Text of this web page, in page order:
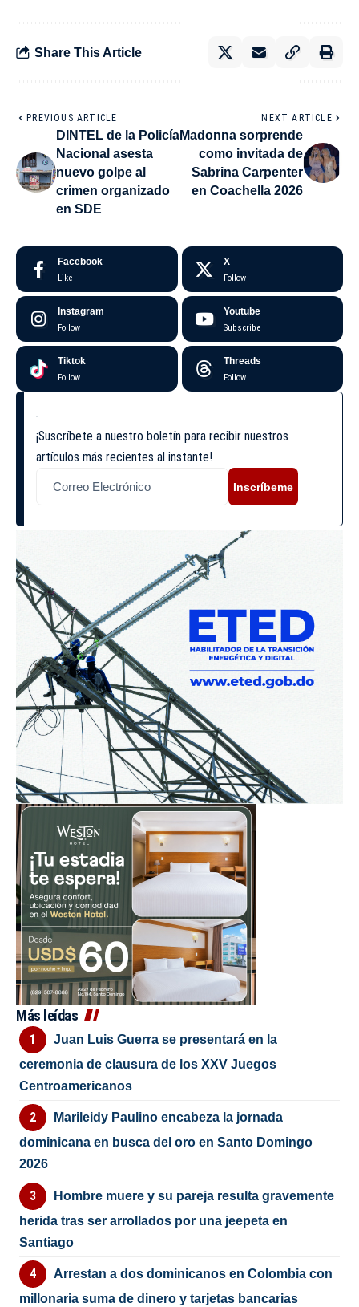
Share This Article
PREVIOUS ARTICLE
DINTEL de la Policía
Nacional asesta
nuevo golpe al
crimen organizado
en SDE
NEXT ARTICLE
Madonna sorprende
como invitada de
Sabrina Carpenter
en Coachella 2026
Facebook
Like
X
Follow
Instagram
Follow
Youtube
Subscribe
Tiktok
Follow
Threads
Follow
¡Suscríbete a nuestro boletín para recibir nuestros
artículos más recientes al instante!
Inscríbeme
Más leídas
Juan Luis Guerra se presentará en la
ceremonia de clausura de los XXV Juegos
Centroamericanos
Marileidy Paulino encabeza la jornada
dominicana en busca del oro en Santo Domingo
2026
Hombre muere y su pareja resulta gravemente
herida tras ser arrollados por una jeepeta en
Santiago
Arrestan a dos dominicanos en Colombia con
millonaria suma de dinero y tarjetas bancarias